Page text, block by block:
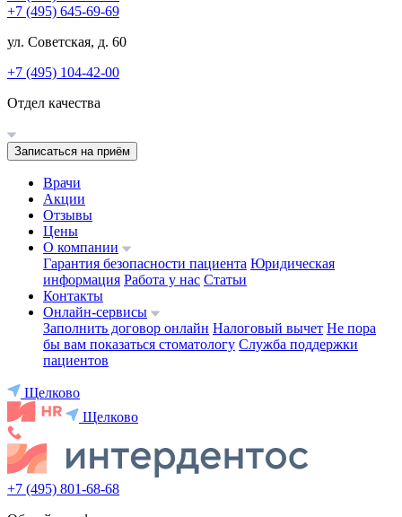
+7 (495) 645-69-69
ул. Советская, д. 60
+7 (495) 104-42-00
Отдел качества
Записаться на приём
Врачи
Акции
Отзывы
Цены
О компании
Гарантия безопасности пациента Юридическая
информация Работа у нас Статьи
Контакты
Онлайн-сервисы
Заполнить договор онлайн Налоговый вычет Не пора
бы вам показаться стоматологу Служба поддержки
пациентов
Щелково
Щелково
+7 (495) 801-68-68